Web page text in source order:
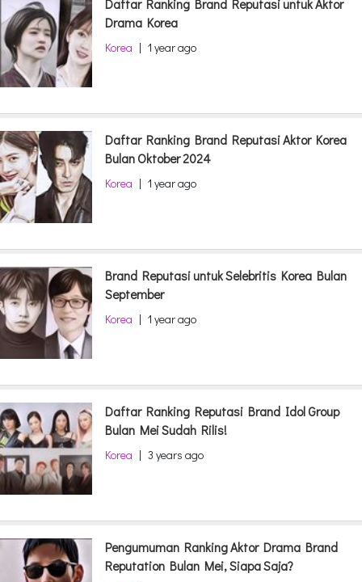
Daftar Ranking Brand Reputasi untuk Aktor
Drama Korea
Korea | 1 year ago
Daftar Ranking Brand Reputasi Aktor Korea
Bulan Oktober 2024
Korea | 1 year ago
Brand Reputasi untuk Selebritis Korea Bulan
September
Korea | 1 year ago
Daftar Ranking Reputasi Brand Idol Group
Bulan Mei Sudah Rilis!
Korea | 3 years ago
Pengumuman Ranking Aktor Drama Brand
Reputation Bulan Mei, Siapa Saja?